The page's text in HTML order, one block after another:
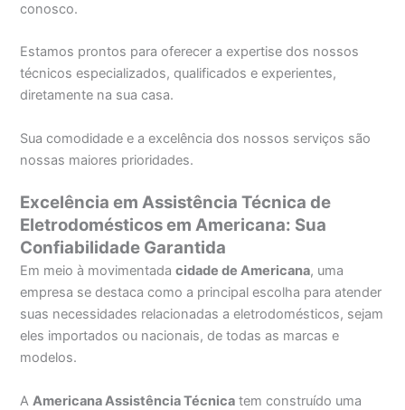
conosco.
Estamos prontos para oferecer a expertise dos nossos
técnicos especializados, qualificados e experientes,
diretamente na sua casa.
Sua comodidade e a excelência dos nossos serviços são
nossas maiores prioridades.
Excelência em Assistência Técnica de
Eletrodomésticos em Americana: Sua
Confiabilidade Garantida
Em meio à movimentadacidade de Americana, uma
empresa se destaca como a principal escolha para atender
suas necessidades relacionadas a eletrodomésticos, sejam
eles importados ou nacionais, de todas as marcas e
modelos.
A Americana Assistência Técnica tem construído uma